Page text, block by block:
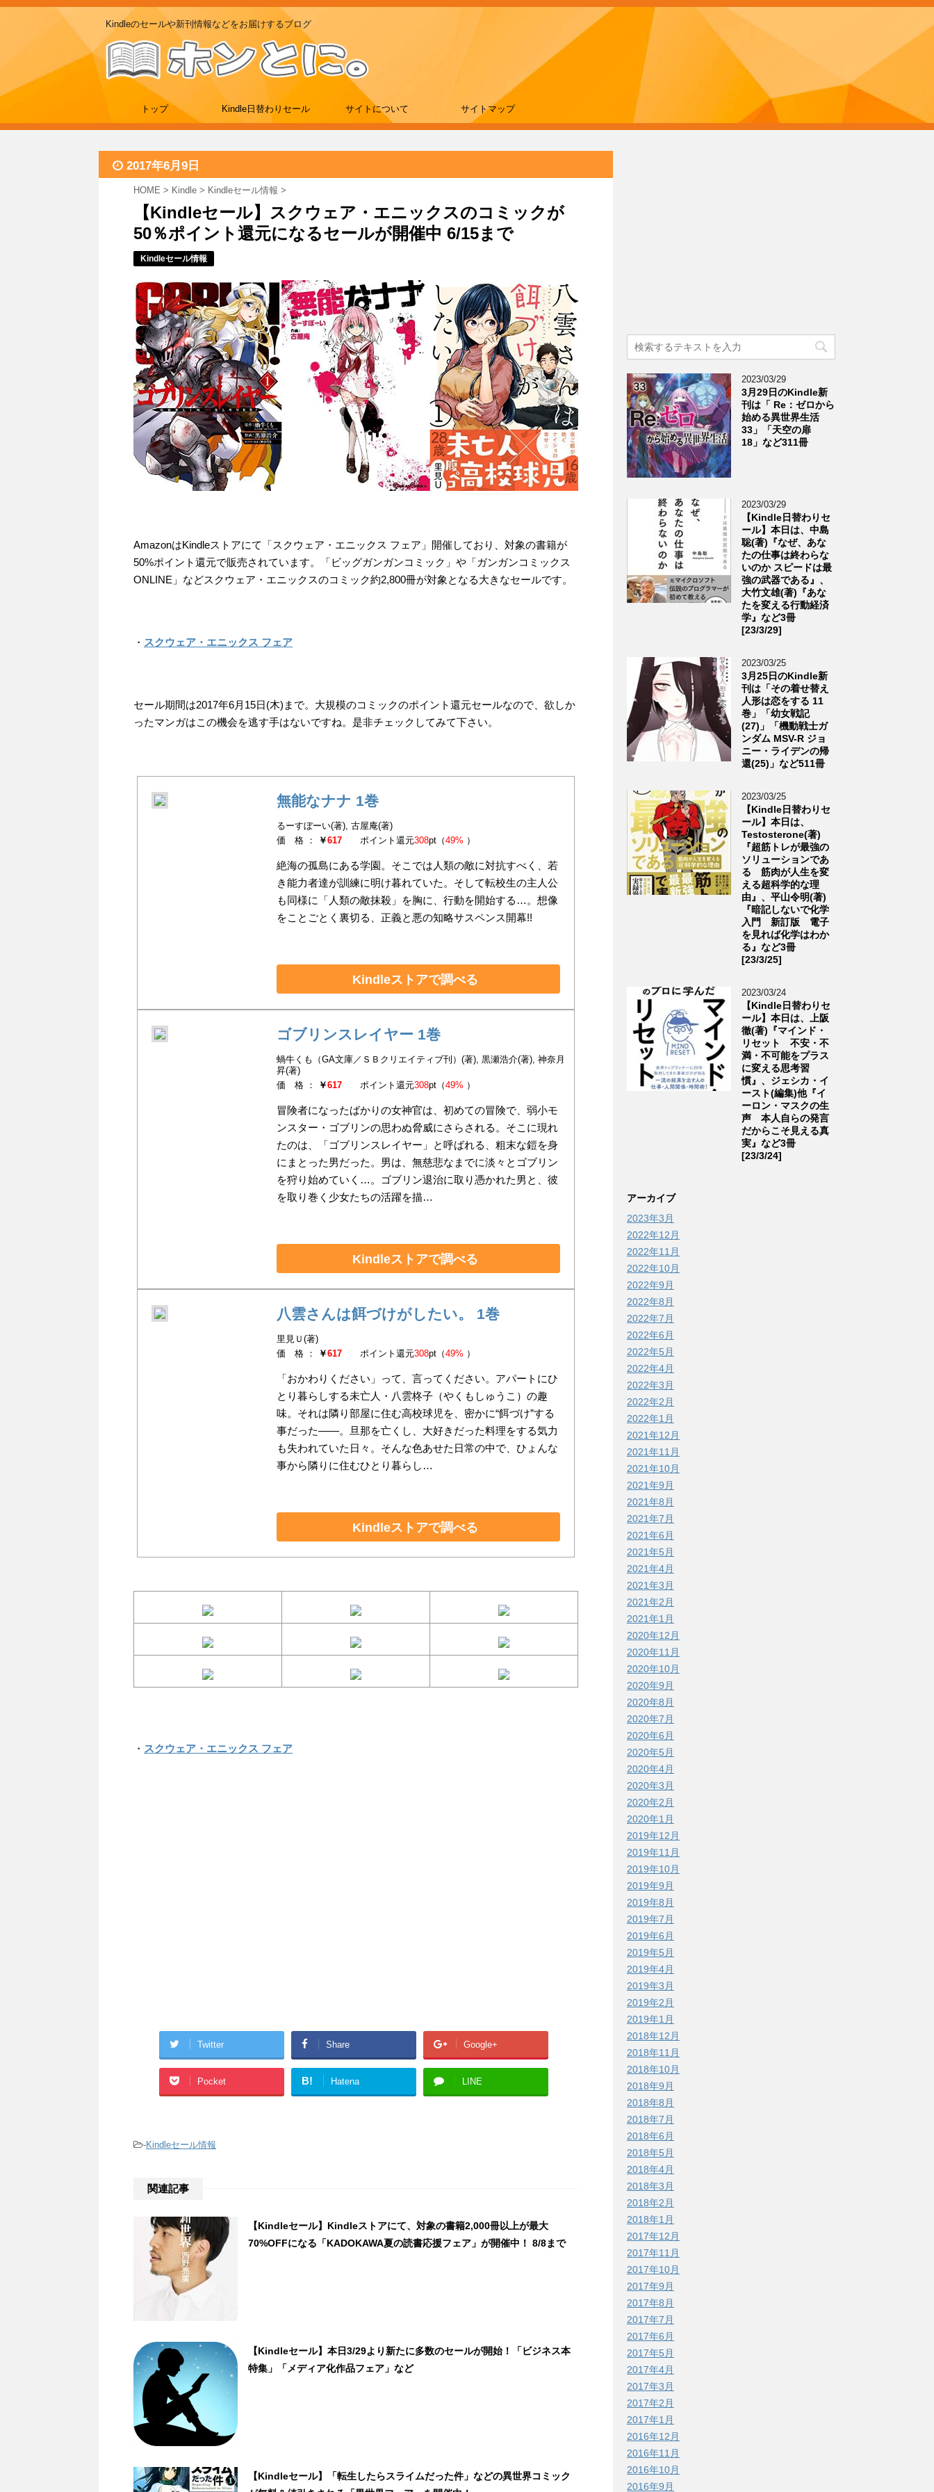
Kindleのセールや新刊情報などをお届けするブログ
トップ Kindle日替わりセール サイトについて サイトマップ
2017年6月9日
HOME > Kindle > Kindleセール情報 >
【Kindleセール】スクウェア・エニックスのコミックが
50％ポイント還元になるセールが開催中 6/15まで
Kindleセール情報
AmazonはKindleストアにて「スクウェア・エニックス フェア」開催しており、対象の書籍が
50%ポイント還元で販売されています。「ビッグガンガンコミック」や「ガンガンコミックス
ONLINE」などスクウェア・エニックスのコミック約2,800冊が対象となる大きなセールです。
・ スクウェア・エニックス フェア
セール期間は2017年6月15日(木)まで。大規模のコミックのポイント還元セールなので、欲しか
ったマンガはこの機会を逃す手はないですね。是非チェックしてみて下さい。
無能なナナ 1巻
るーすぼーい(著), 古屋庵(著)
価 格 ：
￥617 ポイント還元308pt（49% ）
絶海の孤島にある学園。そこでは人類の敵に対抗すべく、若
き能力者達が訓練に明け暮れていた。そして転校生の主人公
も同様に「人類の敵抹殺」を胸に、行動を開始する…。想像
をことごとく裏切る、正義と悪の知略サスペンス開幕!!
Kindleストアで調べる
ゴブリンスレイヤー 1巻
蝸牛くも（GA文庫／ＳＢクリエイティブ刊）(著), 黒瀬浩介(著), 神奈月
昇(著)
価 格 ：
￥617 ポイント還元308pt（49% ）
冒険者になったばかりの女神官は、初めての冒険で、弱小モ
ンスター・ゴブリンの思わぬ脅威にさらされる。そこに現れ
たのは、「ゴブリンスレイヤー」と呼ばれる、粗末な鎧を身
にまとった男だった。男は、無慈悲なまでに淡々とゴブリン
を狩り始めていく…。ゴブリン退治に取り憑かれた男と、彼
を取り巻く少女たちの活躍を描…
Kindleストアで調べる
八雲さんは餌づけがしたい。 1巻
里見Ｕ(著)
価 格 ：
￥617 ポイント還元308pt（49% ）
「おかわりください」って、言ってください。アパートにひ
とり暮らしする未亡人・八雲柊子（やくもしゅうこ）の趣
味。それは隣り部屋に住む高校球児を、密かに“餌づけ”する
事だった――。旦那を亡くし、大好きだった料理をする気力
も失われていた日々。そんな色あせた日常の中で、ひょんな
事から隣りに住むひとり暮らし…
Kindleストアで調べる
・ スクウェア・エニックス フェア
Twitter Share Google+
Pocket B! Hatena LINE
-Kindleセール情報
関連記事
【Kindleセール】Kindleストアにて、対象の書籍2,000冊以上が最大
70%OFFになる「KADOKAWA夏の読書応援フェア」が開催中！ 8/8まで
【Kindleセール】本日3/29より新たに多数のセールが開始！「ビジネス本
特集」「メディア化作品フェア」など
【Kindleセール】「転生したらスライムだった件」などの異世界コミック
2023/03/29
3月29日のKindle新
刊は「 Re：ゼロから
始める異世界生活
33」「天空の扉
18」など311冊
2023/03/29
【Kindle日替わりセ
ール】本日は、中島
聡(著)『なぜ、あな
たの仕事は終わらな
いのか スピードは最
強の武器である』、
大竹文雄(著)『あな
たを変える行動経済
学』など3冊
[23/3/29]
2023/03/25
3月25日のKindle新
刊は「その着せ替え
人形は恋をする 11
巻」「幼女戦記
(27)」「機動戦士ガ
ンダム MSV-R ジョ
ニー・ライデンの帰
還(25)」など511冊
2023/03/25
【Kindle日替わりセ
ール】本日は、
Testosterone(著)
『超筋トレが最強の
ソリューションであ
る 筋肉が人生を変
える超科学的な理
由』、平山令明(著)
『暗記しないで化学
入門 新訂版 電子
を見れば化学はわか
る』など3冊
[23/3/25]
2023/03/24
【Kindle日替わりセ
ール】本日は、上阪
徹(著)『マインド・
リセット 不安・不
満・不可能をプラス
に変える思考習
慣』、ジェシカ・イ
ースト(編集)他『イ
ーロン・マスクの生
声 本人自らの発言
だからこそ見える真
実』など3冊
[23/3/24]
アーカイブ
2023年3月
2022年12月
2022年11月
2022年10月
2022年9月
2022年8月
2022年7月
2022年6月
2022年5月
2022年4月
2022年3月
2022年2月
2022年1月
2021年12月
2021年11月
2021年10月
2021年9月
2021年8月
2021年7月
2021年6月
2021年5月
2021年4月
2021年3月
2021年2月
2021年1月
2020年12月
2020年11月
2020年10月
2020年9月
2020年8月
2020年7月
2020年6月
2020年5月
2020年4月
2020年3月
2020年2月
2020年1月
2019年12月
2019年11月
2019年10月
2019年9月
2019年8月
2019年7月
2019年6月
2019年5月
2019年4月
2019年3月
2019年2月
2019年1月
2018年12月
2018年11月
2018年10月
2018年9月
2018年8月
2018年7月
2018年6月
2018年5月
2018年4月
2018年3月
2018年2月
2018年1月
2017年12月
2017年11月
2017年10月
2017年9月
2017年8月
2017年7月
2017年6月
2017年5月
2017年4月
2017年3月
2017年2月
2017年1月
2016年12月
2016年11月
2016年10月
2016年9月